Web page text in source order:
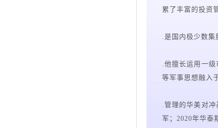
累了丰富的投资
.是国内极少数
.他擅长运用一
等军事思想融入
.管理的华美对
军；2020年华泰